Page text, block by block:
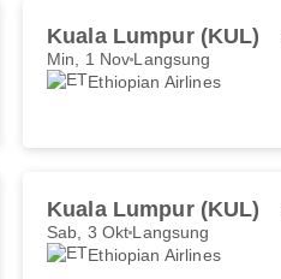
Kuala Lumpur (KUL)
Min, 1 Nov Langsung
Ethiopian Airlines
Kuala Lumpur (KUL)
Sab, 3 Okt Langsung
Ethiopian Airlines